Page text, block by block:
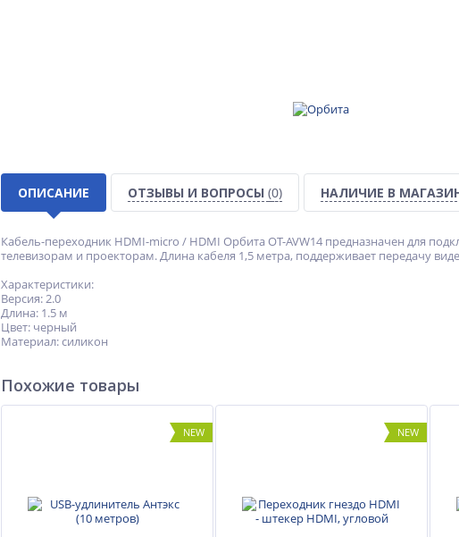
ОПИСАНИЕ ОТЗЫВЫ И ВОПРОСЫ (0) НАЛИЧИЕ В
Кабель-переходник HDMI-micro / HDMI Орбита OT-AVW14 предназначен для
телевизорам и проекторам. Длина кабеля 1,5 метра, поддерживает передачу
Характеристики:
Версия: 2.0
Длина: 1.5 м
Цвет: черный
Материал: силикон
Похожие товары
NEW NEW